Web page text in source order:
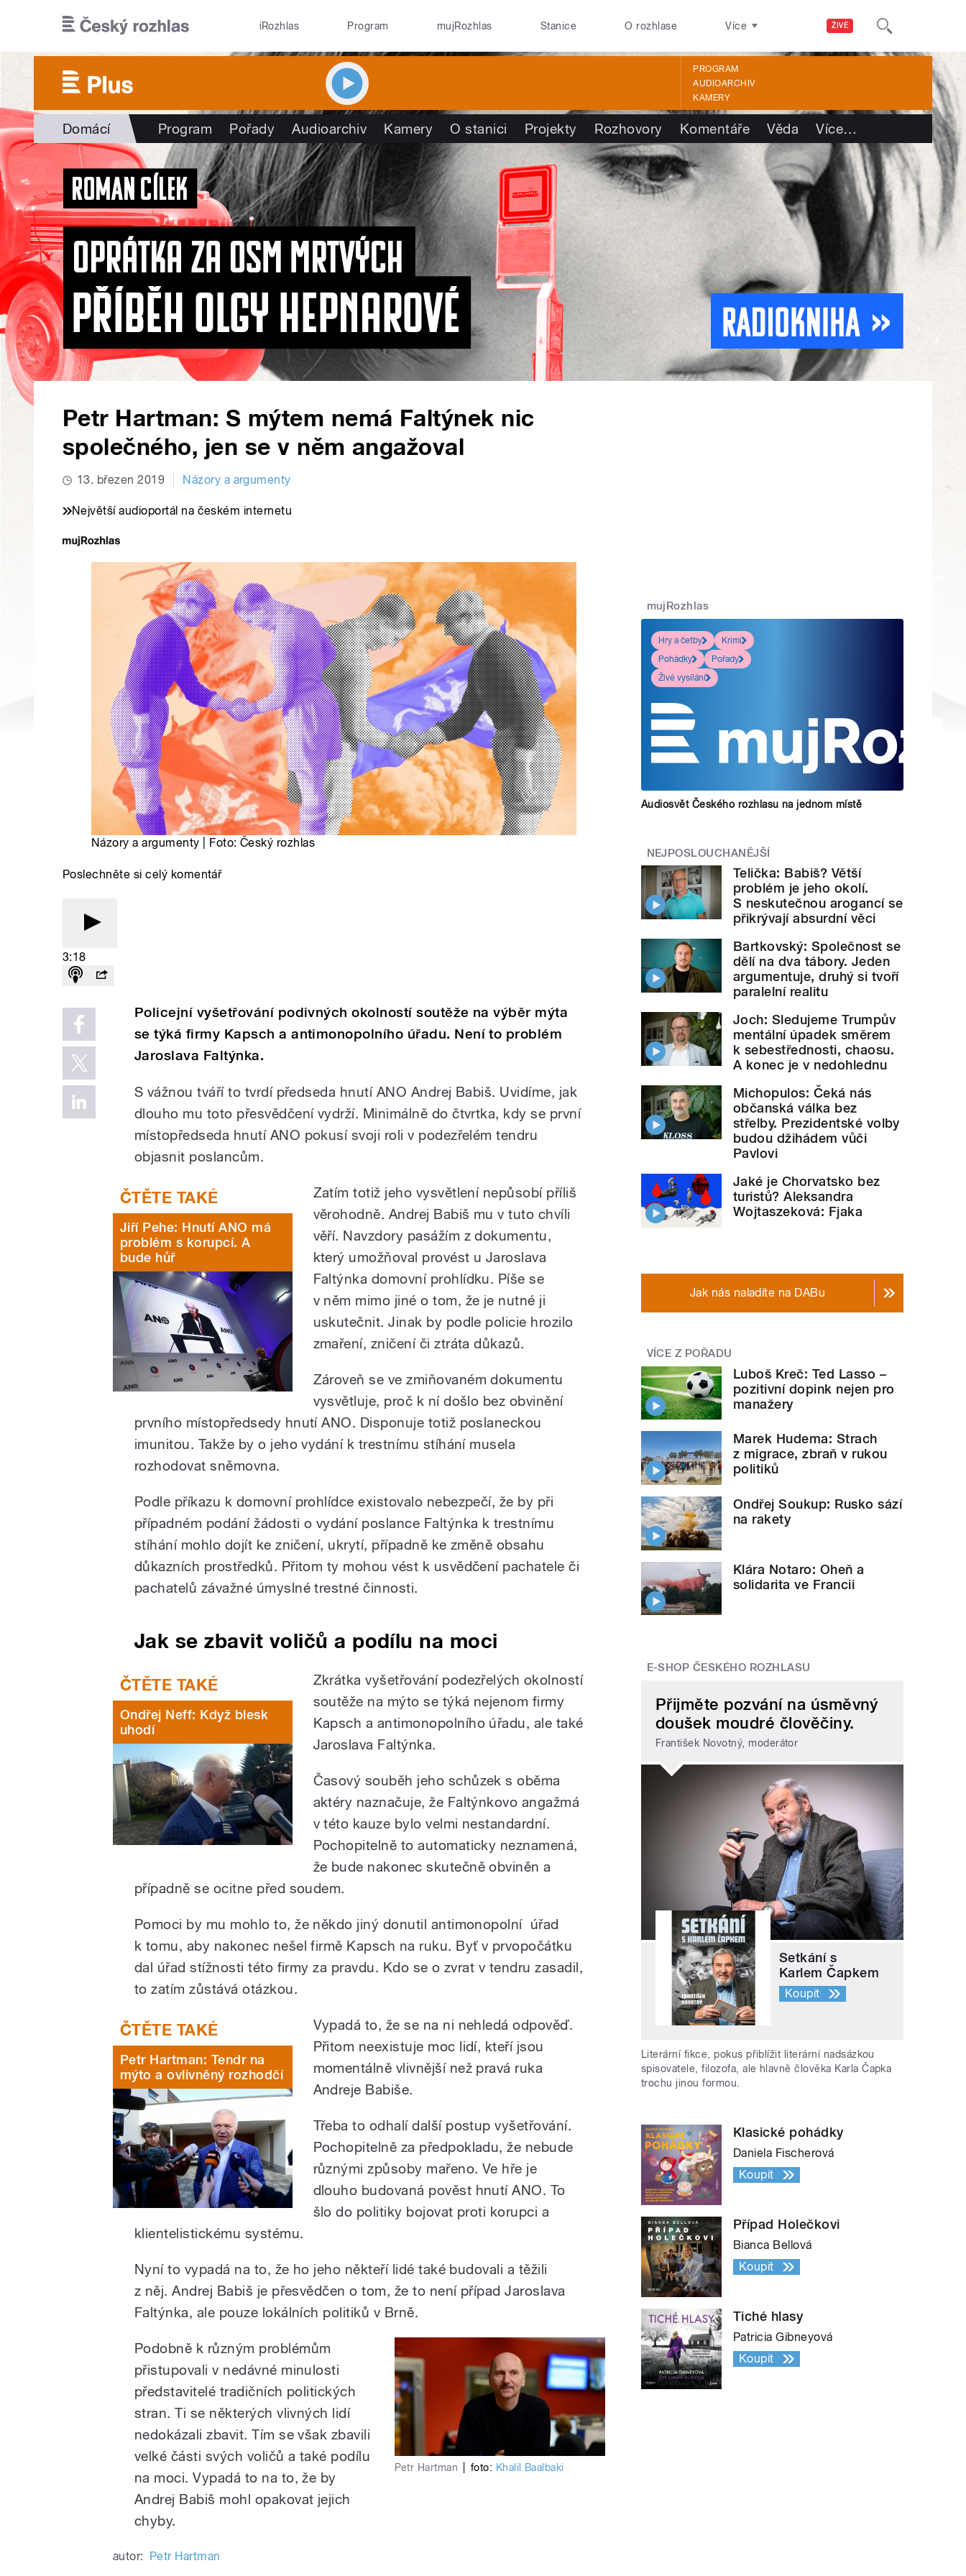
ŽIVĚ
iRozhlas Program mujRozhlas Stanice O rozhlase Více
PROGRAM
AUDIOARCHIV
KAMERY
Domácí Program Pořady Audioarchiv Kamery O stanici Projekty Rozhovory Komentáře Věda Více…
Petr Hartman: S mýtem nemá Faltýnek nic
společného, jen se v něm angažoval
13. březen 2019 Názory a argumenty
Největší audioportál na českém internetu
Názory a argumenty | Foto: Český rozhlas
Poslechněte si celý komentář
3:18
Policejní vyšetřování podivných okolností soutěže na výběr mýta
se týká firmy Kapsch a antimonopolního úřadu. Není to problém
Jaroslava Faltýnka.
S vážnou tváří to tvrdí předseda hnutí ANO Andrej Babiš. Uvidíme, jak
dlouho mu toto přesvědčení vydrží. Minimálně do čtvrtka, kdy se první
místopředseda hnutí ANO pokusí svoji roli v podezřelém tendru
objasnit poslancům.
Jiří Pehe: Hnutí ANO má
problém s korupcí. A
bude hůř
Zatím totiž jeho vysvětlení nepůsobí příliš
věrohodně. Andrej Babiš mu v tuto chvíli
věří. Navzdory pasážím z dokumentu,
který umožňoval provést u Jaroslava
Faltýnka domovní prohlídku. Píše se
v něm mimo jiné o tom, že je nutné ji
uskutečnit. Jinak by podle policie hrozilo
zmaření, zničení či ztráta důkazů.
Zároveň se ve zmiňovaném dokumentu
vysvětluje, proč k ní došlo bez obvinění
prvního místopředsedy hnutí ANO. Disponuje totiž poslaneckou
imunitou. Takže by o jeho vydání k trestnímu stíhání musela
rozhodovat sněmovna.
Podle příkazu k domovní prohlídce existovalo nebezpečí, že by při
případném podání žádosti o vydání poslance Faltýnka k trestnímu
stíhání mohlo dojít ke zničení, ukrytí, případně ke změně obsahu
důkazních prostředků. Přitom ty mohou vést k usvědčení pachatele či
pachatelů závažné úmyslné trestné činnosti.
Jak se zbavit voličů a podílu na moci
Ondřej Neff: Když blesk
uhodí
Zkrátka vyšetřování podezřelých okolností
soutěže na mýto se týká nejenom firmy
Kapsch a antimonopolního úřadu, ale také
Jaroslava Faltýnka.
Časový souběh jeho schůzek s oběma
aktéry naznačuje, že Faltýnkovo angažmá
v této kauze bylo velmi nestandardní.
Pochopitelně to automaticky neznamená,
že bude nakonec skutečně obviněn a
případně se ocitne před soudem.
Pomoci by mu mohlo to, že někdo jiný donutil antimonopolní úřad
k tomu, aby nakonec nešel firmě Kapsch na ruku. Byť v prvopočátku
dal úřad stížnosti této firmy za pravdu. Kdo se o zvrat v tendru zasadil,
to zatím zůstává otázkou.
Petr Hartman: Tendr na
mýto a ovlivněný rozhodčí
Vypadá to, že se na ni nehledá odpověď.
Přitom neexistuje moc lidí, kteří jsou
momentálně vlivnější než pravá ruka
Andreje Babiše.
Třeba to odhalí další postup vyšetřování.
Pochopitelně za předpokladu, že nebude
různými způsoby mařeno. Ve hře je
dlouho budovaná pověst hnutí ANO. To
šlo do politiky bojovat proti korupci a
klientelistickému systému.
Nyní to vypadá na to, že ho jeho někteří lidé také budovali a těžili
z něj. Andrej Babiš je přesvědčen o tom, že to není případ Jaroslava
Faltýnka, ale pouze lokálních politiků v Brně.
Petr Hartman foto: Khalil Baalbaki
Podobně k různým problémům
přistupovali v nedávné minulosti
představitelé tradičních politických
stran. Ti se některých vlivných lidí
nedokázali zbavit. Tím se však zbavili
velké části svých voličů a také podílu
na moci. Vypadá to na to, že by
Andrej Babiš mohl opakovat jejich
chyby.
autor: Petr Hartman
mujRozhlas
Hry a četby
Krimi
Pohádky
Pořady
Živé vysílání
Audiosvět Českého rozhlasu na jednom místě
NEJPOSLOUCHANĚJŠÍ
Telička: Babiš? Větší
problém je jeho okolí.
S neskutečnou arogancí se
přikrývají absurdní věci
Bartkovský: Společnost se
dělí na dva tábory. Jeden
argumentuje, druhý si tvoří
paralelní realitu
Joch: Sledujeme Trumpův
mentální úpadek směrem
k sebestřednosti, chaosu.
A konec je v nedohlednu
Michopulos: Čeká nás
občanská válka bez
střelby. Prezidentské volby
budou džihádem vůči
Pavlovi
Jaké je Chorvatsko bez
turistů? Aleksandra
Wojtaszeková: Fjaka
Jak nás naladíte na DABu
VÍCE Z POŘADU
Luboš Kreč: Ted Lasso –
pozitivní dopink nejen pro
manažery
Marek Hudema: Strach
z migrace, zbraň v rukou
politiků
Ondřej Soukup: Rusko sází
na rakety
Klára Notaro: Oheň a
solidarita ve Francii
E-SHOP ČESKÉHO ROZHLASU
Přijměte pozvání na úsměvný
doušek moudré člověčiny.
František Novotný, moderátor
Setkání s
Karlem Čapkem
Koupit
Literární fikce, pokus přiblížit literární nadsázkou
spisovatele, filozofa, ale hlavně člověka Karla Čapka
trochu jinou formou.
Klasické pohádky
Daniela Fischerová
Koupit
Případ Holečkovi
Bianca Bellová
Koupit
Tiché hlasy
Patricia Gibneyová
Koupit